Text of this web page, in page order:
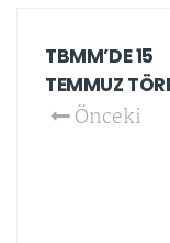
TBMM’DE 15
TEMMUZ
Önceki